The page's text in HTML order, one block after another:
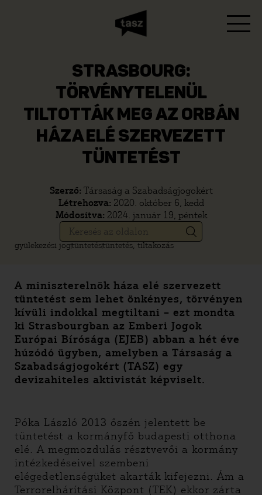
STRASBOURG:
TÖRVÉNYTELENÜL
TILTOTTÁK MEG AZ ORBÁN
HÁZA ELÉ SZERVEZETT
TÜNTETÉST
Szerző: Társaság a Szabadságjogokért
Létrehozva: 2020. október 6, kedd
Módosítva: 2024. január 19, péntek
gyülekezési jogtüntetéstüntetés, tiltakozás
A miniszterelnök háza elé szervezett
tüntetést sem lehet önkényes, törvényen
kívüli indokkal megtiltani – ezt mondta
ki Strasbourgban az Emberi Jogok
Európai Bírósága (EJEB) abban a hét éve
húzódó ügyben, amelyben a Társaság a
Szabadságjogokért (TASZ) egy
devizahiteles aktivistát képviselt.
Póka László 2013 őszén jelentett be
tüntetést a kormányfő budapesti otthona
elé. A megmozdulás résztvevői a kormány
intézkedéseivel szembeni
elégedetlenségüket akarták kifejezni. Ám a
Terrorelhárítási Központ (TEK) ekkor zárta